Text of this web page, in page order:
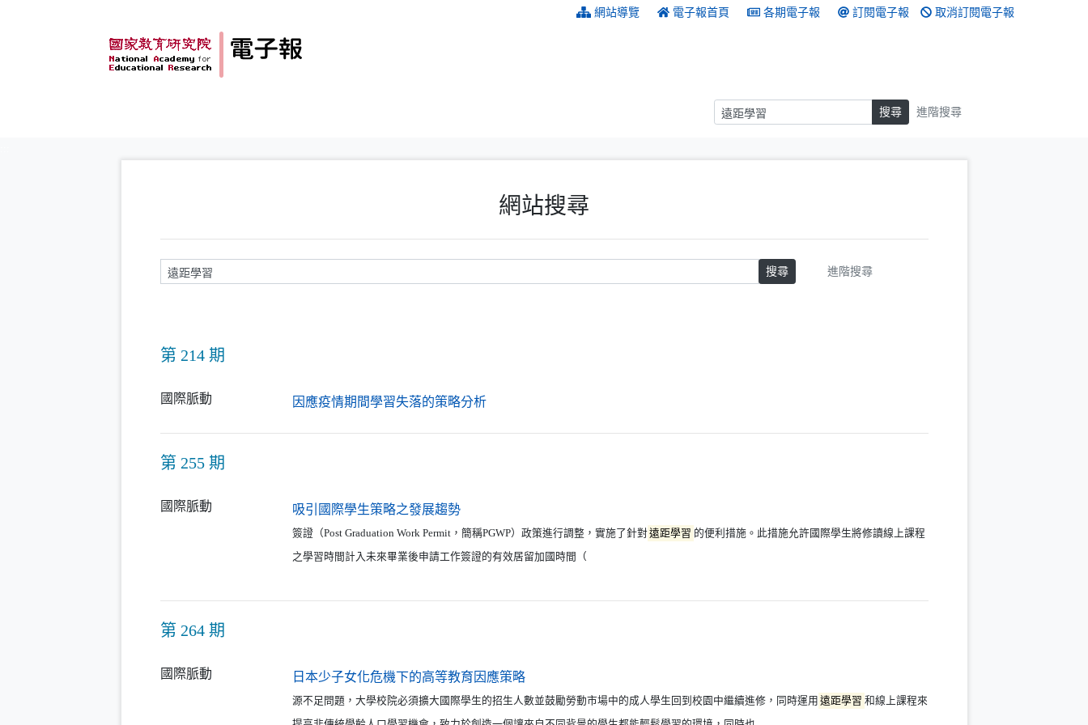
網站導覽 電子報首頁 各期電子報 訂閱電子報 取消訂閱電子報
搜尋 搜尋 進階搜尋
網站搜尋
請輸入關鍵字 搜尋 進階搜尋
第 214 期
國際脈動 因應疫情期間學習失落的策略分析（另開新視窗）
第 255 期
國際脈動 吸引國際學生策略之發展趨勢（另開新視窗）
簽證（Post Graduation Work Permit，簡稱PGWP）政策進行調整，實施了針對遠距學習 的便利措施。此措施允許國際學生將修讀線上課程
之學習時間計入未來畢業後申請工作簽證的有效居留加國時間（
第 264 期
國際脈動 日本少子女化危機下的高等教育因應策略（另開新視窗）
源不足問題，大學校院必須擴大國際學生的招生人數並鼓勵勞動市場中的成人學生回到校園中繼續進修，同時運用 遠距學習 和線上課程來